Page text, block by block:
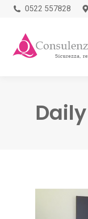
0522 557828